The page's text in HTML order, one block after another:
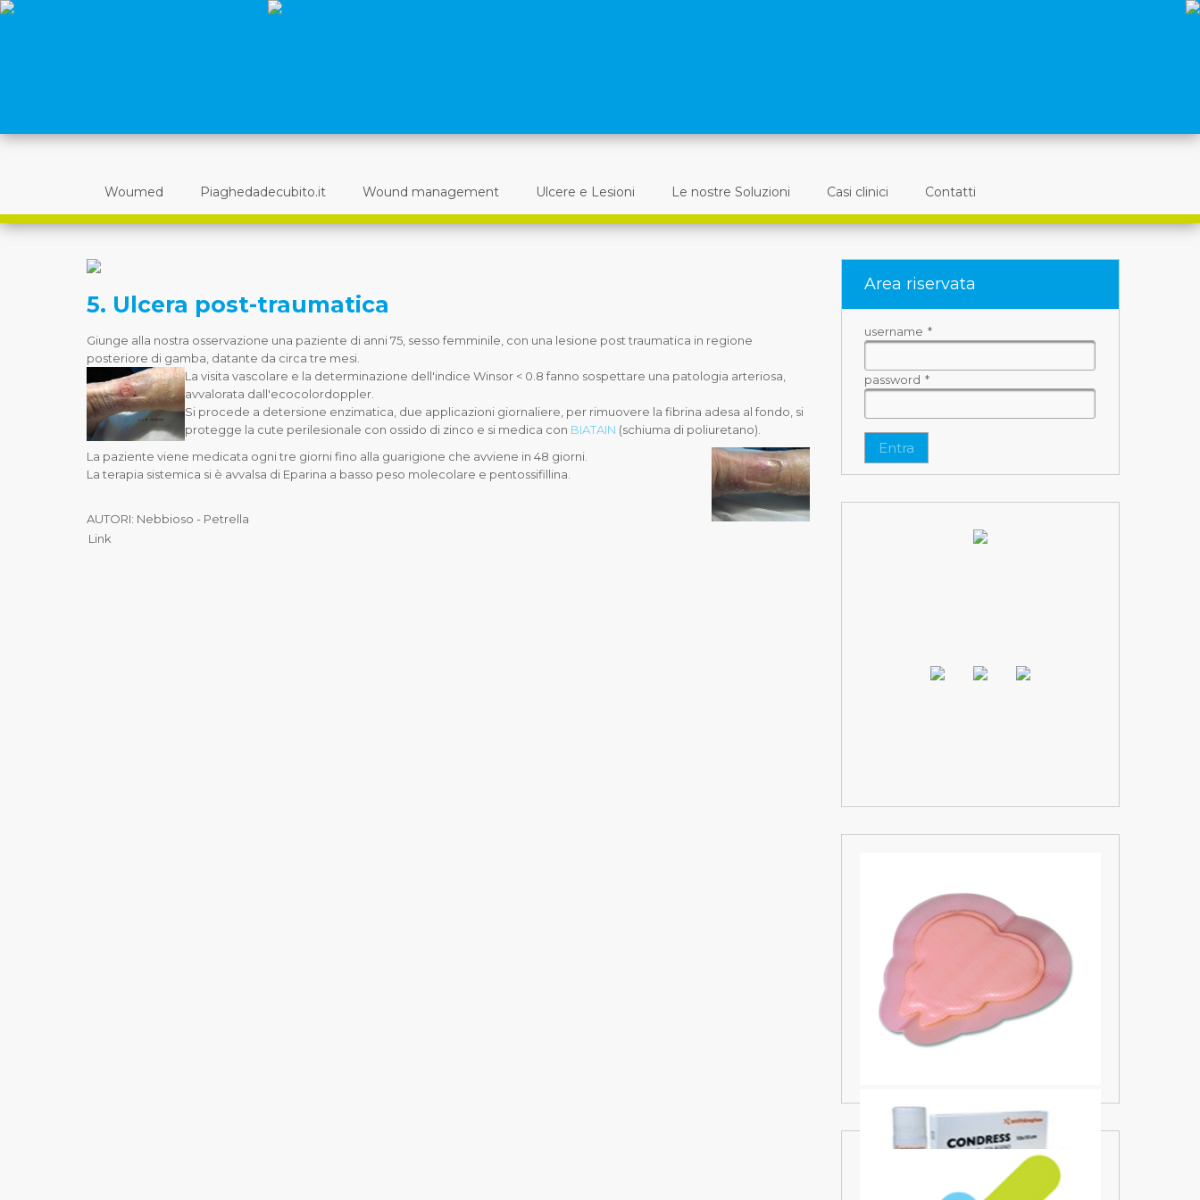
Woumed Piaghedadecubito.it Wound management Ulcere e Lesioni Le nostre Soluzioni Casi clinici Contatti
Area riservata
username *
password *
Entra
5. Ulcera post-traumatica
Giunge alla nostra osservazione una paziente di anni 75, sesso femminile, con una lesione post traumatica in regione
posteriore di gamba, datante da circa tre mesi.
La visita vascolare e la determinazione dell'indice Winsor < 0.8 fanno sospettare una patologia arteriosa,
avvalorata dall'ecocolordoppler.
Si procede a detersione enzimatica, due applicazioni giornaliere, per rimuovere la fibrina adesa al fondo, si
protegge la cute perilesionale con ossido di zinco e si medica con BIATAIN (schiuma di poliuretano).
La paziente viene medicata ogni tre giorni fino alla guarigione che avviene in 48 giorni.
La terapia sistemica si è avvalsa di Eparina a basso peso molecolare e pentossifillina.
AUTORI: Nebbioso - Petrella
Link